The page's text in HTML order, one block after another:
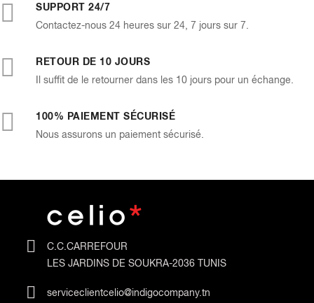
SUPPORT 24/7
Contactez-nous 24 heures sur 24, 7 jours sur 7.
RETOUR DE 10 JOURS
Il suffit de le retourner dans les 10 jours pour un échange.
100% PAIEMENT SÉCURISÉ
Nous assurons un paiement sécurisé.
C.C.CARREFOUR
LES JARDINS DE SOUKRA-2036 TUNIS
serviceclientcelio@indigocompany.tn